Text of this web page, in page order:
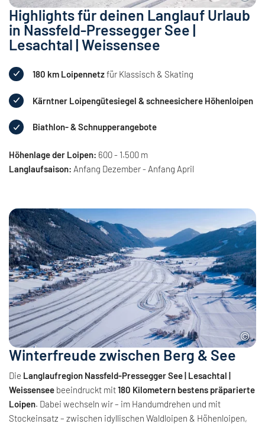
Highlights für deinen Langlauf Urlaub
in Nassfeld-Pressegger See |
Lesachtal | Weissensee
180 km Loipennetzfür Klassisch & Skating
Kärntner Loipengütesiegel & schneesichere Höhenloipen
Biathlon- & Schnupperangebote
Höhenlage der Loipen: 600 - 1.500 m
Langlaufsaison: Anfang Dezember - Anfang April
Winterfreude zwischen Berg & See
Die Langlaufregion Nassfeld-Pressegger See | Lesachtal |
Weissensee beeindruckt mit180 Kilometern bestens präparierte
Loipen. Dabei wechseln wir – im Handumdrehen und mit
Stockeinsatz – zwischen idyllischen Waldloipen & Höhenloipen,